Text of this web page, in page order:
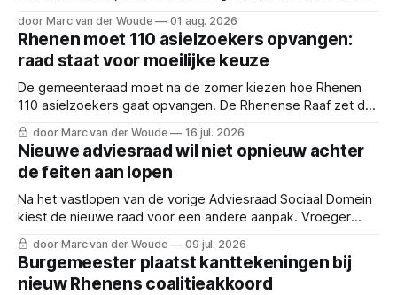
door Marc van der Woude 01 aug. 2026
Rhenen moet 110 asielzoekers opvangen:
raad staat voor moeilijke keuze
De gemeenteraad moet na de zomer kiezen hoe Rhenen
110 asielzoekers gaat opvangen. De Rhenense Raaf zet de
dilemma's en de vier scenario's op een rij.
door Marc van der Woude 16 jul. 2026
Nieuwe adviesraad wil niet opnieuw achter
de feiten aan lopen
Na het vastlopen van de vorige Adviesraad Sociaal Domein
kiest de nieuwe raad voor een andere aanpak. Vroeger
meepraten en inwoners nadrukkelijker betrekken.
door Marc van der Woude 09 jul. 2026
Burgemeester plaatst kanttekeningen bij
nieuw Rhenens coalitieakkoord